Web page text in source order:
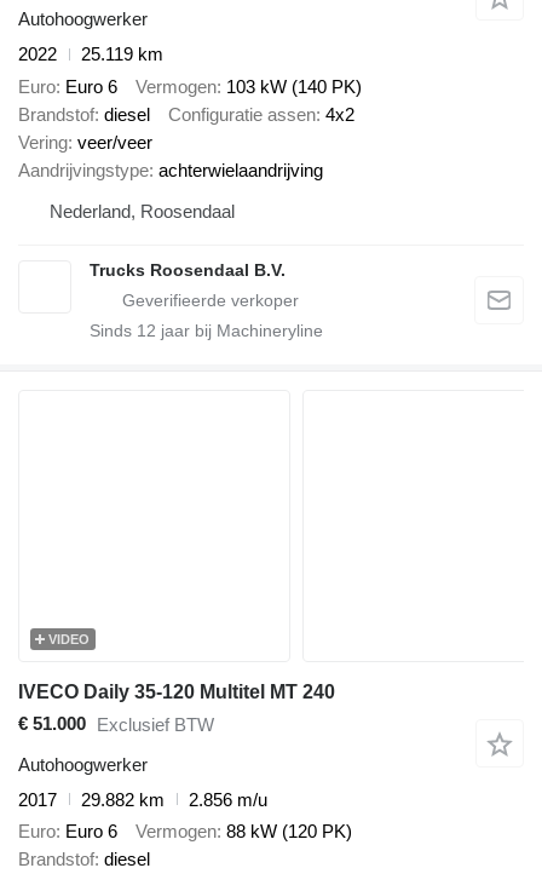
Autohoogwerker
2022
25.119 km
Euro Euro 6 Vermogen 103 kW (140 PK)
Brandstof diesel Configuratie assen 4x2
Vering veer/veer
Aandrijvingstype achterwielaandrijving
Nederland, Roosendaal
Trucks Roosendaal B.V.
Sinds 12 jaar bij Machineryline
VIDEO
IVECO Daily 35-120 Multitel MT 240
€ 51.000 Exclusief BTW
Autohoogwerker
2017
29.882 km
2.856 m/u
Euro Euro 6 Vermogen 88 kW (120 PK)
Brandstof diesel